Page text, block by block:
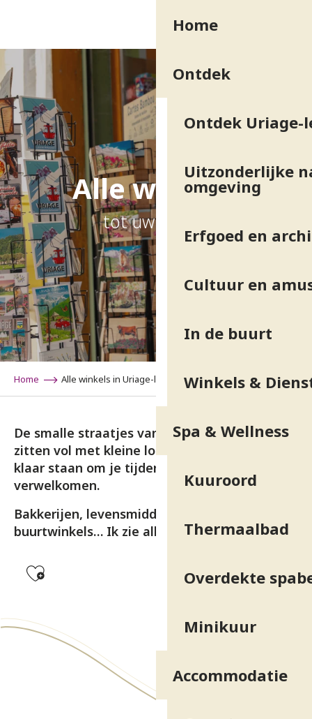
Home
Ontdek
Ontdek Uriage-
Uitzonderlijke
omgeving
Erfgoed en
Cultuur en
In de buurt
Winkels &
Spa & Wellness
Kuuroord
Thermaalbad
Overdekte
Minikuur
Accommodatie
Alle winkels
tot uw dienst
Home Alle winkels in Uriage-les-Bains
De smalle straatjes van Uriage-les-Bains
zitten vol met kleine lokale winkeltjes die
klaar staan om je tijdens je verblijf te
verwelkomen.
Bakkerijen, levensmiddelenwinkels en
buurtwinkels… Ik zie alles wat ik moet weten!
Ajouter aux favoris
La combe Gourmande
Conciergerie Grenoble et Sommets
De kelders van Régusse
L'Art du Terroir - distributeur produits locaux et de
La Boutique Ephémère